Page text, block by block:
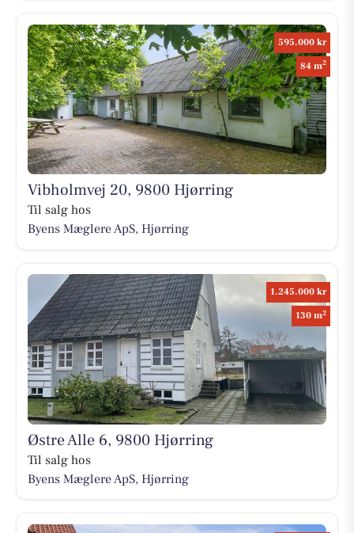
595.000 kr
84 m2
Vibholmvej 20, 9800 Hjørring
Til salg hos
Byens Mæglere ApS, Hjørring
1.245.000 kr
130 m2
Østre Alle 6, 9800 Hjørring
Til salg hos
Byens Mæglere ApS, Hjørring